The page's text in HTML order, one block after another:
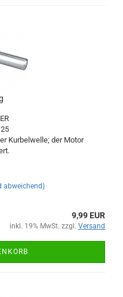
Kurbelwelle; der Motor
abweichend)
9,99 EUR
inkl. 19% MwSt. zzgl. Versand